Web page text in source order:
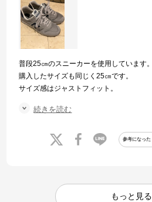
普段25㎝のスニーカーを使用しています。
購入したサイズも同じく25㎝です。
サイズ感はジャストフィット。
快適でした。
続きを読む
参考になった
もっと見る